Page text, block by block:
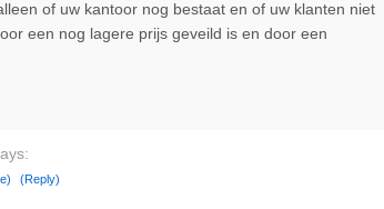
of uw kantoor nog bestaat en of uw klanten niet
een nog lagere prijs geveild is en door een
(Reply)